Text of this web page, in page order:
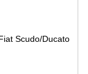
Scudo/Ducato